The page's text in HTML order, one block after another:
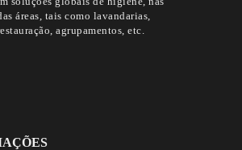
áreas, tais como lavandarias,
agrupamentos, etc.